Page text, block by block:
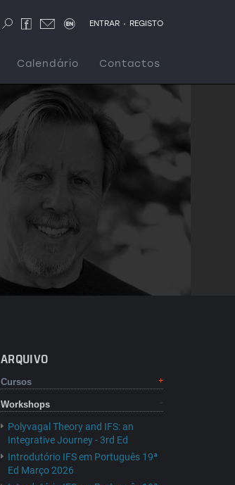
ENTRAR . REGISTO
Calendário Contactos
ARQUIVO
Cursos
Workshops
Polyvagal Theory and IFS: an
Integrative Journey - 3rd Ed
Introdutório IFS em Português 19ª
Ed Março 2026